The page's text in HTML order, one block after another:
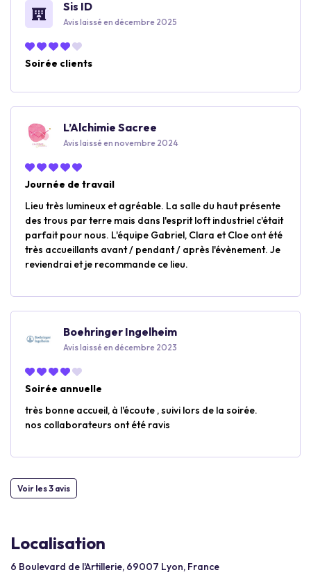
Sis ID
Avis laissé en décembre 2025
Soirée clients
L’Alchimie Sacree
Avis laissé en novembre 2024
Journée de travail
Lieu très lumineux et agréable. La salle du haut présente
des trous par terre mais dans l'esprit loft industriel c'était
parfait pour nous. L'équipe Gabriel, Clara et Cloe ont été
très accueillants avant / pendant / après l'évènement. Je
reviendrai et je recommande ce lieu.
Boehringer Ingelheim
Avis laissé en décembre 2023
Soirée annuelle
très bonne accueil, à l'écoute , suivi lors de la soirée.
nos collaborateurs ont été ravis
Voir les 3 avis
Localisation
6 Boulevard de l'Artillerie, 69007 Lyon, France